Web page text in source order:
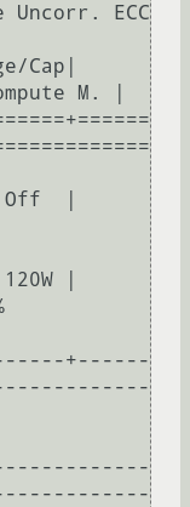
ECC
Cap|
M. |
Off  |
|
+------